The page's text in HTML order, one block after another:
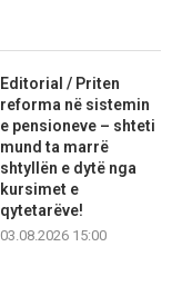
Editorial / Priten
reforma në sistemin
e pensioneve – shteti
mund ta marrë
shtyllën e dytë nga
kursimet e
qytetarëve!
03.08.2026 15:00